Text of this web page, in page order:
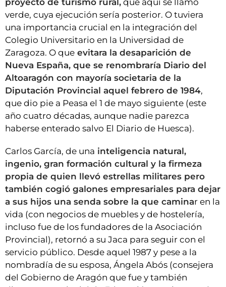
proyecto de turismo rural, que aquí se llamó
verde, cuya ejecución sería posterior. O tuviera
una importancia crucial en la integración del
Colegio Universitario en la Universidad de
Zaragoza. O que evitara la desaparición de
Nueva España, que se renombraría Diario del
Altoaragón con mayoría societaria de la
Diputación Provincial aquel febrero de 1984,
que dio pie a Peasa el 1 de mayo siguiente (este
año cuatro décadas, aunque nadie parezca
haberse enterado salvo El Diario de Huesca).
Carlos García, de una inteligencia natural,
ingenio, gran formación cultural y la firmeza
propia de quien llevó estrellas militares pero
también cogió galones empresariales para dejar
a sus hijos una senda sobre la que caminar en la
vida (con negocios de muebles y de hostelería,
incluso fue de los fundadores de la Asociación
Provincial), retornó a su Jaca para seguir con el
servicio público. Desde aquel 1987 y pese a la
nombradía de su esposa, Ángela Abós (consejera
del Gobierno de Aragón que fue y también